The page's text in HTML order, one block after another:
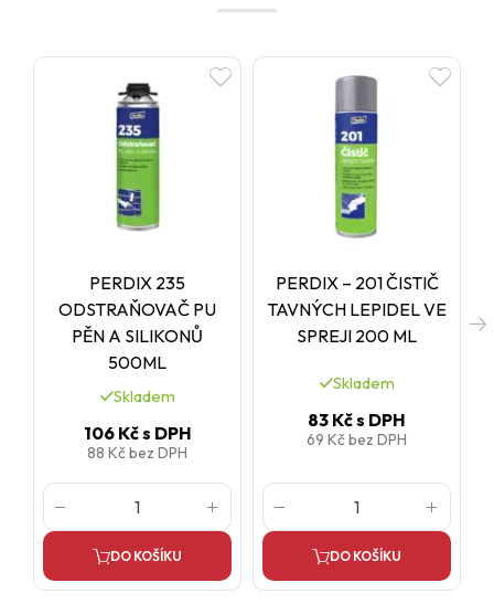
PERDIX 235
ODSTRAŇOVAČ PU
PĚN A SILIKONŮ
500ML
Skladem
106 Kčs DPH
88 Kčbez DPH
DO KOŠÍKU
PERDIX – 201 ČISTIČ
TAVNÝCH LEPIDEL VE
SPREJI 200 ML
Skladem
83 Kčs DPH
69 Kčbez DPH
DO KOŠÍKU